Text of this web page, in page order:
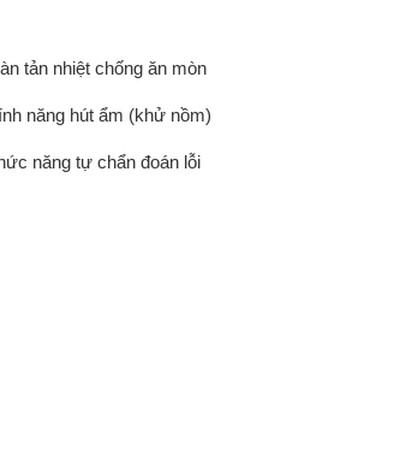
tản nhiệt chống ăn mòn
năng hút ẩm (khử nồm)
năng tự chẩn đoán lỗi